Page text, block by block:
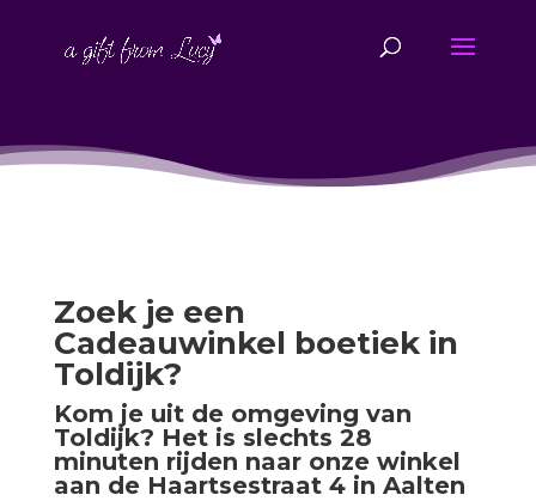
Zoek je een
Cadeauwinkel boetiek in
Toldijk?
Kom je uit de omgeving van
Toldijk? Het is slechts 28
minuten rijden naar onze winkel
aan de Haartsestraat 4 in Aalten